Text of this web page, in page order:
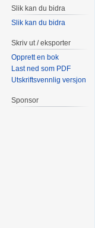
Slik kan du bidra
Slik kan du bidra
Skriv ut / eksporter
Opprett en bok
Last ned som PDF
Utskriftsvennlig versjon
Sponsor